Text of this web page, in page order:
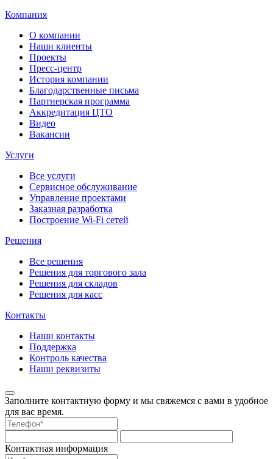
Компания
О компании
Наши клиенты
Проекты
Пресс-центр
История компании
Благодарственные письма
Партнерская программа
Аккредитация ЦТО
Видео
Вакансии
Услуги
Все услуги
Сервисное обслуживание
Управление проектами
Заказная разработка
Построение Wi-Fi сетей
Решения
Все решения
Решения для торгового зала
Решения для складов
Решения для касс
Контакты
Наши контакты
Поддержка
Контроль качества
Наши реквизиты
Заполните контактную форму и мы свяжемся с вами в удобное
для вас время.
Контактная информация